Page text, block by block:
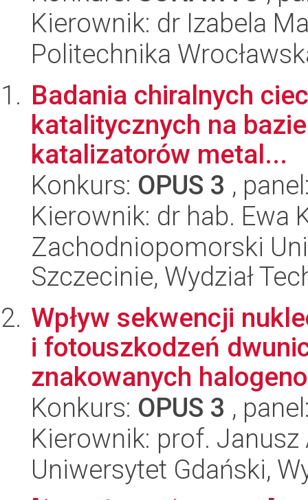
Kierownik: dr Izabela
Politechnika
Badania chiralnych
katalitycznych na
katalizatorów metal...
Konkurs: OPUS 3 ,
Kierownik: dr hab. Ewa
Zachodniopomorski
Szczecinie, Wydział
Wpływ sekwencji
i fotouszkodzeń
znakowanych
Konkurs: OPUS 3 ,
Kierownik: prof. Janusz
Uniwersytet Gdański,